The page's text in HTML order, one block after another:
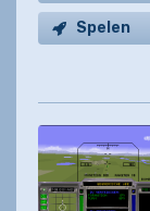
Spelen